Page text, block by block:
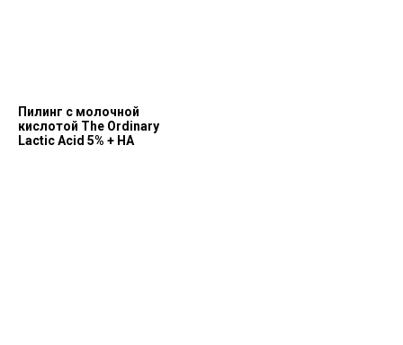
Пилинг с молочной
кислотой The Ordinary
Lactic Acid 5% + HA